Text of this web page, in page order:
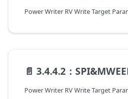
Power Writer RV Write Target
📄️ 3.4.4.2：
Power Writer RV Write Target